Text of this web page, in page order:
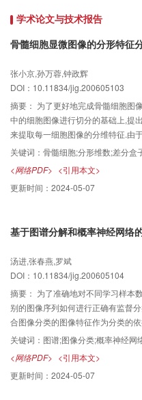
工程文献数量在2005年达到历史最
学术论文与技术报告
骨髓细胞显微图像的分形特征
张小京,孙万蓉,钟政辉
DOI：10.11834/jig.200605103
摘要： 为了更好地完成骨髓细胞图
中的细胞图像进行切分的基础上,提
来提取每一细胞图像的分维特征.由
种统计意义的相似性,还反映在彩色
提取一个新的彩色识别分量图像C,
行分维特征提取.实验数据表明,由
程度的差异,因此分形参数对于某些
关键词： 骨髓细胞;分形维数;差分盒
<网络PDF> <引用本文>
更新时间： 2024-05-07
基于图谱分解和概率神经网络
汤进,张春燕,罗斌
DOI：10.11834/jig.200605104
摘要： 为了准确地对不同学习样本
别的图像序列如何进行正确有监督
合图像分类的图像特征作为分类的
然后将由Delaunay图的谱特征形成
分类器的选取也直接影响分类结果
器来进行分类.经过大量分类实验表
理想的图像分类特征;经过与其他相
网络的分类器可以准确地进行图像
关键词： 图谱;图像分类;概率神经网
<网络PDF> <引用本文>
更新时间： 2024-05-07